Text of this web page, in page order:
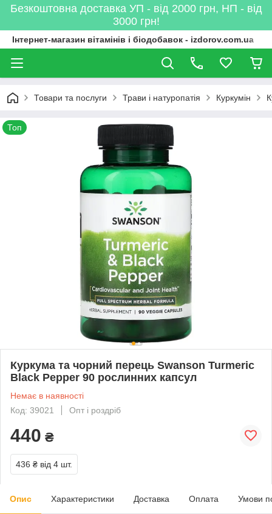
Безкоштовна доставка УП - від 2000 грн, НП - від
3000 грн!
Інтернет-магазин вітамінів і біодобавок - izdorov.com.ua
Товари та послуги Трави і натуропатія Куркумін
Топ
Куркума та чорний перець Swanson Turmeric
Black Pepper 90 рослинних капсул
Немає в наявності
Код: 39021
Опт і роздріб
440 ₴
436 ₴ від 4 шт.
Опис Характеристики Доставка Оплата Умови